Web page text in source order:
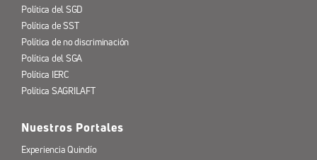
Política del SGD
Política de SST
Política de no discriminación
Política del SGA
Política IERC
Política SAGRILAFT
Nuestros Portales
Experiencia Quindío